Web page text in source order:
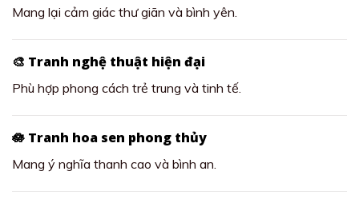
Mang lại cảm giác thư giãn và bình yên.
🎨 Tranh nghệ thuật hiện đại
Phù hợp phong cách trẻ trung và tinh tế.
🪷 Tranh hoa sen phong thủy
Mang ý nghĩa thanh cao và bình an.